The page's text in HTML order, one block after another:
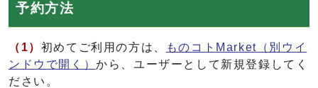
予約方法
（1） 初めてご利用の方は、 ものコトMarket （別ウイ
ンドウで開く）から、ユーザーとして新規登録してく
ださい。